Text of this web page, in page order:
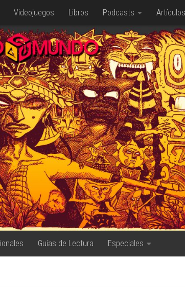
Videojuegos Libros Podcasts Artículos
Guías de Lectura Especiales